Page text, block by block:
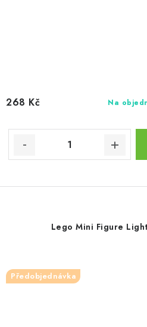
Na
268 Kč
Lego Mini Figure
Předobjednávka